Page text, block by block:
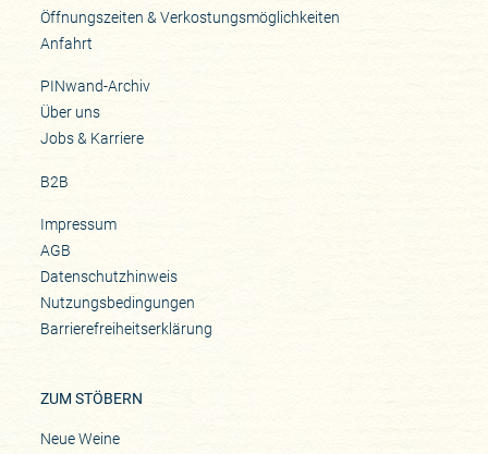
Öffnungszeiten & Verkostungsmöglichkeiten
Anfahrt
PINwand-Archiv
Über uns
Jobs & Karriere
B2B
Impressum
AGB
Datenschutzhinweis
Nutzungsbedingungen
Barrierefreiheitserklärung
ZUM STÖBERN
Neue Weine